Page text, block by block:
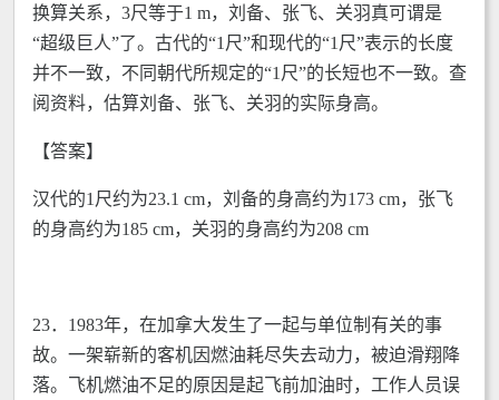
换算关系，3尺等于1 m，刘备、张飞、关羽真可谓是
“超级巨人”了。古代的“1尺”和现代的“1尺”表示的长度
并不一致，不同朝代所规定的“1尺”的长短也不一致。查
阅资料，估算刘备、张飞、关羽的实际身高。
【答案】
汉代的1尺约为23.1 cm，刘备的身高约为173 cm，张飞
的身高约为185 cm，关羽的身高约为208 cm
23．1983年，在加拿大发生了一起与单位制有关的事
故。一架崭新的客机因燃油耗尽失去动力，被迫滑翔降
落。飞机燃油不足的原因是起飞前加油时，工作人员误